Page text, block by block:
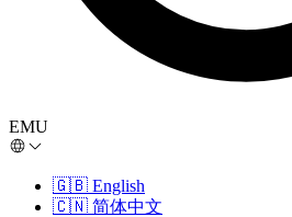
EMU
🇬🇧 English
🇨🇳 简体中文